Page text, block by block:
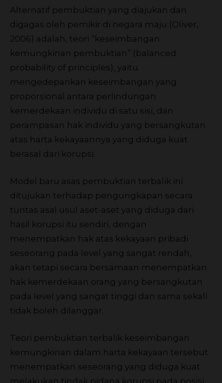
Alternatif pembuktian yang diajukan dan
digagas oleh pemikir di negara maju (Oliver,
2006) adalah, teori “keseimbangan
kemungkinan pembuktian” (balanced
probability of principles), yaitu
mengedepankan keseimbangan yang
proporsional antara perlindungan
kemerdekaan individu di satu sisi, dan
perampasan hak individu yang bersangkutan
atas harta kekayaannya yang diduga kuat
berasal dari korupsi.
Model baru asas pembuktian terbalik ini
ditujukan terhadap pengungkapan secara
tuntas asal usul aset-aset yang diduga dari
hasil korupsi itu sendiri, dengan
menempatkan hak atas kekayaan pribadi
seseorang pada level yang sangat rendah,
akan tetapi secara bersamaan menempatkan
hak kemerdekaan orang yang bersangkutan
pada level yang sangat tinggi dan sama sekali
tidak boleh dilanggar.
Teori pembuktian terbalik keseimbangan
kemungkinan dalam harta kekayaan tersebut
menempatkan seseorang yang diduga kuat
melakukan tindak pidana korupsi pada posisi